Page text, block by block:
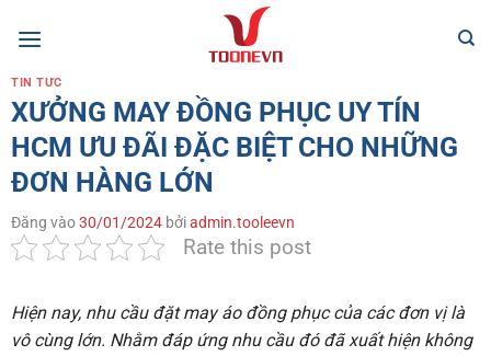
qua
TIN TỨC
XƯỞNG MAY ĐỒNG PHỤC UY TÍN
HCM ƯU ĐÃI ĐẶC BIỆT CHO NHỮNG
ĐƠN HÀNG LỚN
Đăng vào30/01/2024 bởiadmin.tooleevn
Rate this post
Hiện nay, nhu cầu đặt may áo đồng phục của các đơn vị là
vô cùng lớn. Nhằm đáp ứng nhu cầu đó đã xuất hiện không